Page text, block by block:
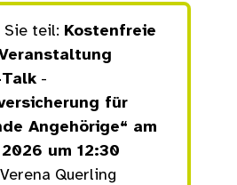
Sie teil: Kostenfreie
-
für
Angehörige“ am
um 12:30
Querling